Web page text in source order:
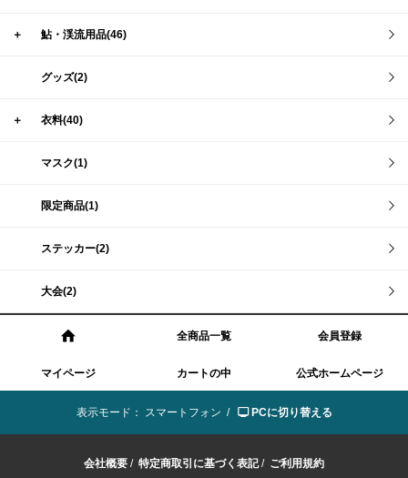
＋ 鮎・渓流用品(46)
グッズ(2)
＋ 衣料(40)
マスク(1)
限定商品(1)
ステッカー(2)
大会(2)
全商品一覧 会員登録
マイページ カートの中 公式ホームページ
表示モード： スマートフォン / PCに切り替える
会社概要 / 特定商取引に基づく表記/ ご利用規約